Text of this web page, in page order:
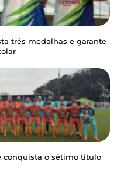
três medalhas e garante
conquista o sétimo título